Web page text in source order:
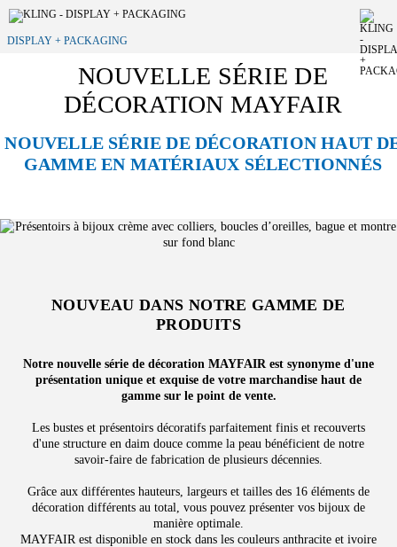
DISPLAY + PACKAGING
NOUVELLE SÉRIE DE
DÉCORATION MAYFAIR
NOUVELLE SÉRIE DE DÉCORATION HAUT
GAMME EN MATÉRIAUX SÉLECTIONNÉS
NOUVEAU DANS NOTRE GAMME DE
PRODUITS
Notre nouvelle série de décoration MAYFAIR est synonyme d'une
présentation unique et exquise de votre marchandise haut de
gamme sur le point de vente.
Les bustes et présentoirs décoratifs parfaitement finis et recouverts
d'une structure en daim douce comme la peau bénéficient de notre
savoir-faire de fabrication de plusieurs décennies.
Grâce aux différentes hauteurs, largeurs et tailles des 16 éléments de
décoration différents au total, vous pouvez présenter vos bijoux de
manière optimale.
MAYFAIR est disponible en stock dans les couleurs anthracite et ivoire